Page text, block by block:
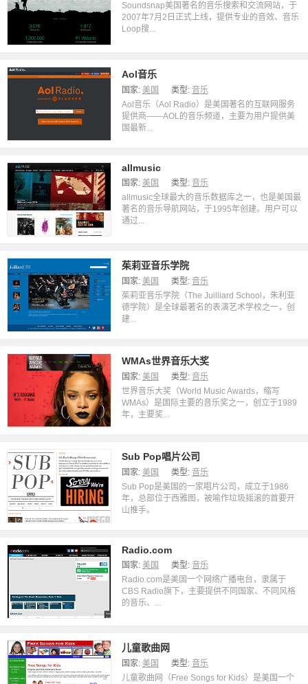
Soundsnap美国著名的音乐搜索和交流网站，于
2007年7月2日正式上线，提供专业的音效、音乐
Loop搜...
Aol音乐
国家: 美国 类型: 音乐
Aol音乐（Aol Radio）是美国著名的互联网服务
提供商——AOL的音乐频道，主要为用户提供美
国最新...
allmusic
国家: 美国 类型: 音乐
allmusic全球最大的音乐数据库之一，也是美国最
著名的音乐导航网站，于1995年创建。用户可以
通过...
茱莉亚音乐学院
国家: 美国 类型: 音乐
茱莉亚音乐学院（The Juilliard School，朱利亚
德学院）是全球最著名的表演艺术学校之一，创
建...
WMAs世界音乐大奖
国家: 美国 类型: 音乐
世界音乐大奖（World Music Awards，缩写
WMAs）是国际主要的音乐奖之一，创立于1989
年，主要奖...
Sub Pop唱片公司
国家: 美国 类型: 音乐
Sub Pop是美国的一家唱片公司，成立于1986
年，总部位于西雅图，被喻作垃圾摇滚的首要开
山推手。
Radio.com
国家: 美国 类型: 音乐
Radio.com是美国一个网络广播电台，隶属于
CBS Radio旗下，主要提供不同国家、不同风格
的音乐、...
儿童歌曲网
国家: 美国 类型: 音乐
儿童歌曲网（Free Songs for Kids）是美国一个